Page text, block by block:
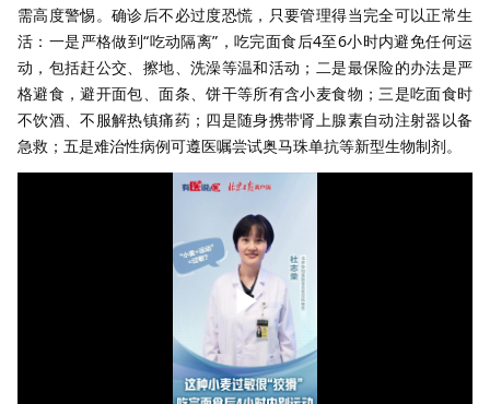
需高度警惕。确诊后不必过度恐慌，只要管理得当完全可以正常生
活：一是严格做到“吃动隔离”，吃完面食后4至6小时内避免任何运
动，包括赶公交、擦地、洗澡等温和活动；二是最保险的办法是严
格避食，避开面包、面条、饼干等所有含小麦食物；三是吃面食时
不饮酒、不服解热镇痛药；四是随身携带肾上腺素自动注射器以备
急救；五是难治性病例可遵医嘱尝试奥马珠单抗等新型生物制剂。